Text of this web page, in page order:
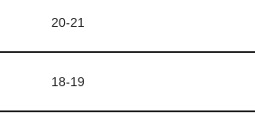
20-21
18-19